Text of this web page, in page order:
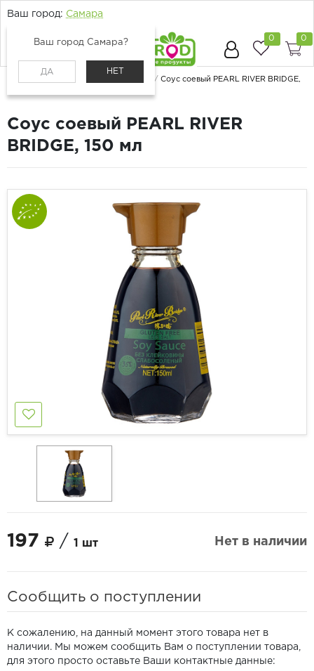
Ваш город: Самара
Ваш город Самара?
ДА НЕТ
0 0
Соус соевый PEARL RIVER BRIDGE,
Соус соевый PEARL RIVER
BRIDGE, 150 мл
197 / 1 шт Нет в наличии
Сообщить о поступлении
К сожалению, на данный момент этого товара нет в
наличии. Мы можем сообщить Вам о поступлении товара,
для этого просто оставьте Ваши контактные данные: